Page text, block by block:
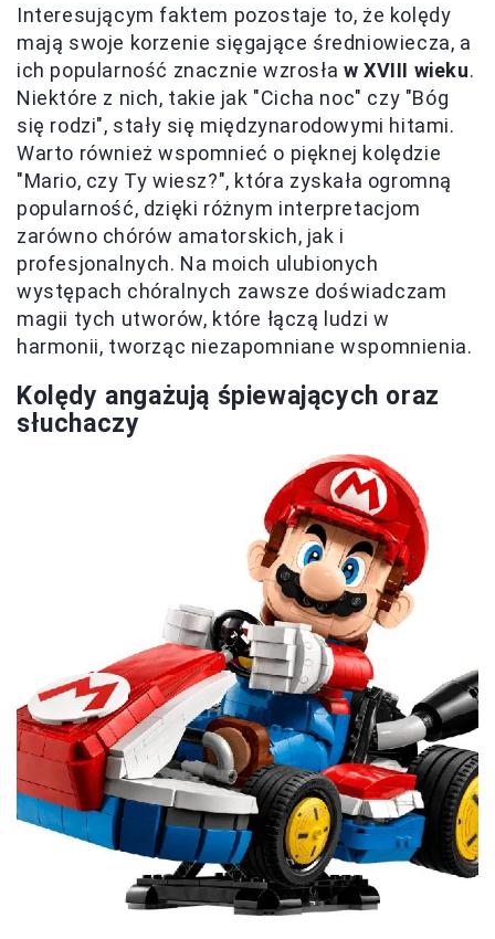
Interesującym faktem pozostaje to, że kolędy
mają swoje korzenie sięgające średniowiecza, a
ich popularność znacznie wzrosła w XVIII wieku.
Niektóre z nich, takie jak "Cicha noc" czy "Bóg
się rodzi", stały się międzynarodowymi hitami.
Warto również wspomnieć o pięknej kolędzie
"Mario, czy Ty wiesz?", która zyskała ogromną
popularność, dzięki różnym interpretacjom
zarówno chórów amatorskich, jak i
profesjonalnych. Na moich ulubionych
występach chóralnych zawsze doświadczam
magii tych utworów, które łączą ludzi w
harmonii, tworząc niezapomniane wspomnienia.
Kolędy angażują śpiewających oraz
słuchaczy